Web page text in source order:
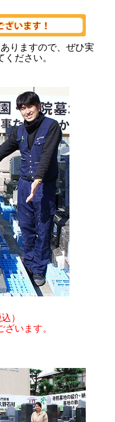
りますので、 ぜひ実
ださい。
）
います。